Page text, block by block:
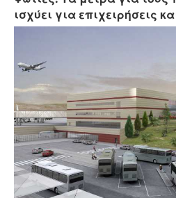
ισχύει για επιχειρήσεις